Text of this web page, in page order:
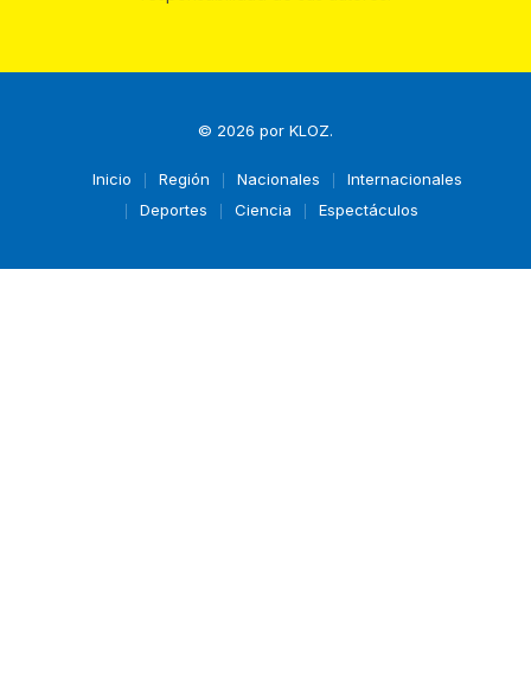
© 2026 por KLOZ.
Inicio Región Nacionales
Internacionales
Deportes
Ciencia Espectáculos